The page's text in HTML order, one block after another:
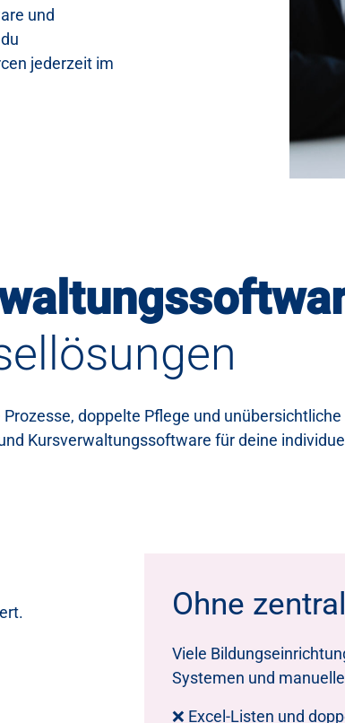
und
jederzeit im
doppelte Pflege und
Kursverwaltungssoftware für deine
Ohne
Viele
Systemen und
❌ Excel-Listen und